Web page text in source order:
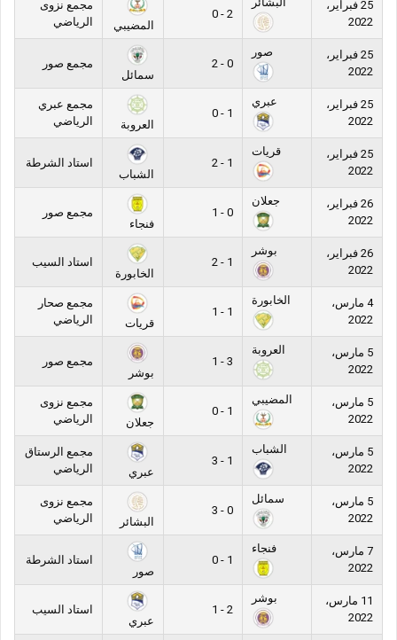
25 فبراير،
2022
2 - 0
المضيبي
مجمع نزوى
الرياضي
25 فبراير،
2022
صور
0 - 2
سمائل
مجمع صور
25 فبراير،
2022
عبري
1 - 0
العروبة
مجمع عبري
الرياضي
25 فبراير،
2022
قريات
1 - 2
الشباب
استاد الشرطة
26 فبراير،
2022
جعلان
0 - 1
فنجاء
مجمع صور
26 فبراير،
2022
بوشر
1 - 2
الخابورة
استاد السيب
4 مارس،
2022
الخابورة
1 - 1
قريات
مجمع صحار
الرياضي
5 مارس،
2022
العروبة
3 - 1
بوشر
مجمع صور
5 مارس،
2022
المضيبي
1 - 0
جعلان
مجمع نزوى
الرياضي
5 مارس،
2022
الشباب
1 - 3
عبري
مجمع الرستاق
الرياضي
5 مارس،
2022
سمائل
0 - 3
البشائر
مجمع نزوى
الرياضي
7 مارس،
2022
فنجاء
1 - 0
صور
استاد الشرطة
11 مارس،
2022
بوشر
2 - 1
عبري
استاد السيب